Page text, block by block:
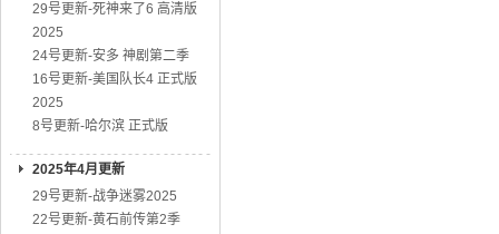
29号更新-死神来了6 高清版
2025
24号更新-安多 神剧第二季
16号更新-美国队长4 正式版
2025
8号更新-哈尔滨 正式版
2025年4月更新
29号更新-战争迷雾2025
22号更新-黄石前传第2季